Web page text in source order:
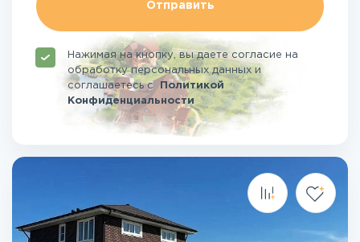
Отправить
Нажимая на кнопку, вы даете согласие на
обработку персональных данных и
соглашаетесьсПолитикой
Конфиденциальности